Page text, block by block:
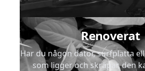
Renoverat
Har du någon dator, surfplatta
som ligger och skräpar, den